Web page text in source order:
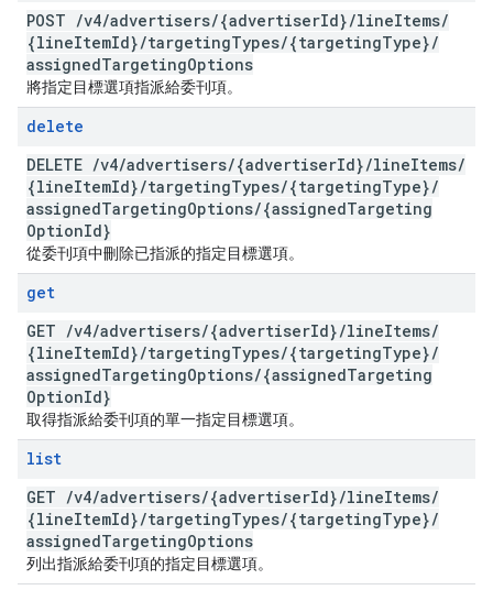
POST /v4/advertisers/{advertiserId}/lineItems/
{lineItemId}/targetingTypes/{targetingType}/
assignedTargetingOptions
將指定目標選項指派給委刊項。
delete
DELETE /v4/advertisers/{advertiserId}/lineItems/
{lineItemId}/targetingTypes/{targetingType}/
assignedTargetingOptions/{assignedTargeting
OptionId}
從委刊項中刪除已指派的指定目標選項。
get
GET /v4/advertisers/{advertiserId}/lineItems/
{lineItemId}/targetingTypes/{targetingType}/
assignedTargetingOptions/{assignedTargeting
OptionId}
取得指派給委刊項的單一指定目標選項。
list
GET /v4/advertisers/{advertiserId}/lineItems/
{lineItemId}/targetingTypes/{targetingType}/
assignedTargetingOptions
列出指派給委刊項的指定目標選項。